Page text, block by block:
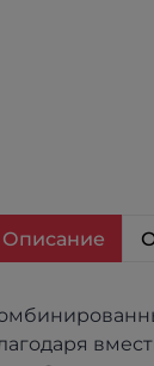
Описание